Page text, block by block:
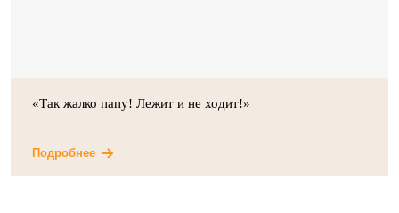
«Так жалко папу! Лежит и не ходит!»
Подробнее